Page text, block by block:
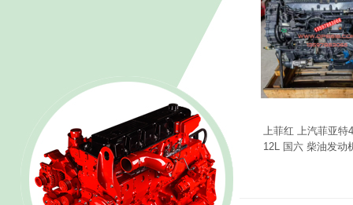
上菲红 上汽菲亚特
12L 国六 柴油发动